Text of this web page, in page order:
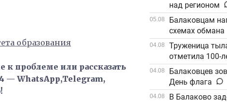
образования
к проблеме или рассказать
— WhatsApp,Telegram,
над регионом
05.08
Балаковцам
схемах обмана
04.08
Труженица
отметила 100-
04.08
Балаковцев
День флага
04.08
В Балаково